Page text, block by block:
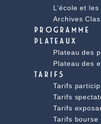
L’école et
Archives
PROGRAMME
PLATEAUX
Plateau des
Plateau des
TARIFS
Tarifs
Tarifs
Tarifs
Tarifs bourse